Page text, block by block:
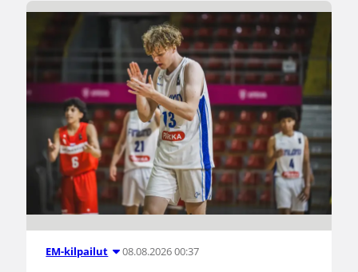
EM-kilpailut 08.08.2026 00:37